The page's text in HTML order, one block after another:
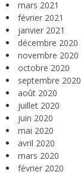
mars 2021
février 2021
janvier 2021
décembre 2020
novembre 2020
octobre 2020
septembre 2020
août 2020
juillet 2020
juin 2020
mai 2020
avril 2020
mars 2020
février 2020